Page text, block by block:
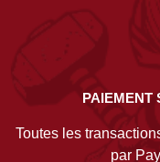
PAIEMENT
Toutes les
par